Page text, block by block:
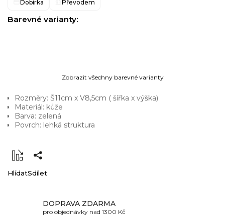
Dobírka Převodem
Barevné varianty:
Zobrazit všechny barevné varianty
Rozměry: Š11cm x V8,5cm ( šířka x výška)
Materiál: kůže
Barva: zelená
Povrch: lehká struktura
HlídatSdílet
DOPRAVA ZDARMA
pro objednávky nad 1300 Kč